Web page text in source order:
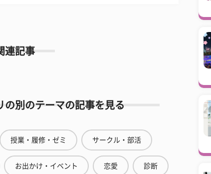
連記事
の別のテーマの記事を見る
授業・履修・ゼミ サークル・部活
お出かけ・イベント 恋愛 診断